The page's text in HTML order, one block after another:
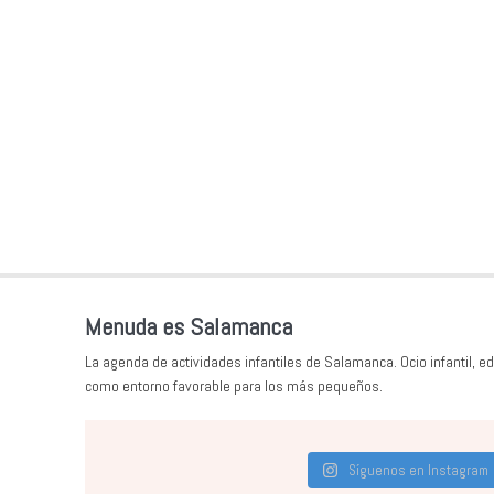
Menuda es Salamanca
La agenda de actividades infantiles de Salamanca. Ocio infantil,
como entorno favorable para los más pequeños.
Síguenos en Instagram